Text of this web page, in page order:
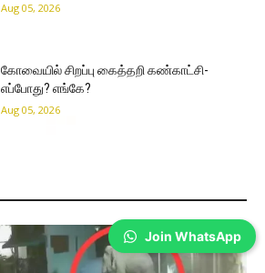
Aug 05, 2026
கோவையில் சிறப்பு கைத்தறி கண்காட்சி-
எப்போது? எங்கே?
Aug 05, 2026
Join WhatsApp